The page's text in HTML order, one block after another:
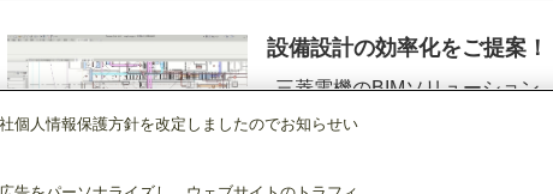
設備設計の効率化をご提案！
三菱電機のBIMソリューション
（空調.換気.照明）
個人情報保護方針を改定しましたのでお知らせい